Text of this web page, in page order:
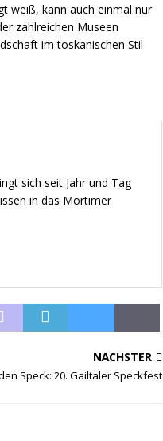
weiß, kann auch einmal nur
zahlreichen Museen
im toskanischen Stil
sich seit Jahr und Tag
in das Mortimer
NÄCHSTER
Speck: 20. Gailtaler Speckfest